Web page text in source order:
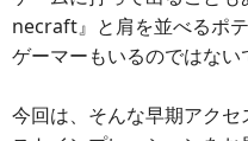
necraft』と肩を並べるポ
ゲーマーもいるのではない
今回は、そんな早期アク